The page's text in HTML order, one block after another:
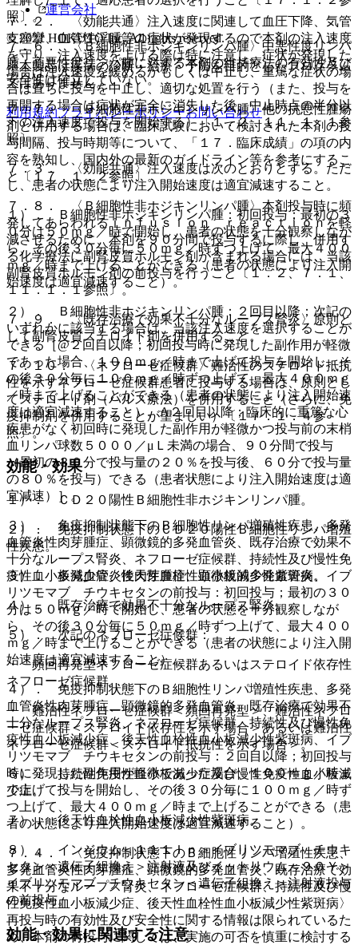
照〕。
７．６． 〈Ｂ細胞性非ホジキンリンパ腫〉中悪性度リンパ
腫・高悪性度リンパ腫に対する本剤の維持療法の有効性及び
安全性は確立していない。
７．７． 〈Ｂ細胞性非ホジキンリンパ腫〉他の抗悪性腫瘍
剤と併用する場合は、臨床試験において検討された本剤の投
与間隔、投与時期等について、「１７．臨床成績」の項の内
容を熟知し、国内外の最新のガイドライン等を参考にするこ
と〔１７．１．２参照〕。
７．８． 〈Ｂ細胞性非ホジキンリンパ腫〉本剤投与時に頻
発してあらわれるｉｎｆｕｓｉｏｎ ｒｅａｃｔｉｏｎを軽
減させるために、本剤を９０分間で投与するに際し、併用す
る化学療法に副腎皮質ホルモン剤が含まれる場合には、当該
副腎皮質ホルモン剤の前投与を行うこと〔１．２、７．１、
１１．１．１参照〕。
７．９． 〈既存治療で効果不十分なループス腎炎〉原則と
して副腎皮質ステロイド剤を併用すること。
７．１０． 〈ネフローゼ症候群〉難治性のステロイド抵抗
性を示すネフローゼ症候群患者に投与する場合は、原則とし
てステロイド剤（パルス療法）を併用すること（さらに、免
疫抑制剤を併用することが望ましい）〔１７．１．４参
照〕。
効能・効果
１）． ＣＤ２０陽性Ｂ細胞性非ホジキンリンパ腫。
２）． 免疫抑制状態下のＣＤ２０陽性Ｂ細胞性リンパ増殖
性疾患。
３）． 多発血管炎性肉芽腫症、顕微鏡的多発血管炎。
４）． 既存治療で効果不十分なループス腎炎。
５）． 次記のネフローゼ症候群：
・ 頻回再発型ネフローゼ症候群あるいはステロイド依存性
ネフローゼ症候群。
・ 難治性ネフローゼ症候群＜頻回再発型＞、難治性ネフロ
ーゼ症候群＜ステロイド依存性を示す場合＞あるいは難治性
ネフローゼ症候群＜ステロイド抵抗性を示す場合＞。
６）． 持続性免疫性血小板減少症及び慢性免疫性血小板減
少症。
７）． 後天性血栓性血小板減少性紫斑病。
８）． インジウム＜１１１Ｉｎ＞イブリツモマブ チウキ
セタン＜遺伝子組換え＞注射液及びイットリウム＜９０Ｙ＞
イブリツモマブ チウキセタン＜遺伝子組換え＞注射液投与
の前投与。
効能・効果に関連する注意
７．２． 〈効能共通〉注入速度に関連して血圧下降、気管
支痙攣、血管性浮腫等の症状が発現するので本剤の注入速度
を守り、注入速度を上げる際は特に注意し、症状が発現した
場合は注入速度を緩めるかもしくは中止し、重篤な症状の場
合は直ちに投与を中止し、適切な処置を行う（また、投与を
再開する場合は症状が完全に消失した後、中止時点の半分以
下の注入速度で投与を開始する）〔１．２、１１．１．１参
照〕。
７．３． 〈効能共通〉注入速度は次のとおりとする。ただ
し、患者の状態により注入開始速度は適宜減速すること。
１）． Ｂ細胞性非ホジキンリンパ腫：初回投与；最初の３
０分は５０ｍｇ／時で開始し、患者の状態を十分観察しなが
ら、その後３０分毎に５０ｍｇ／時ずつ上げて、最大４００
ｍｇ／時まで上げることができる（患者の状態により注入開
始速度は適宜減速すること）。
２）． Ｂ細胞性非ホジキンリンパ腫：２回目以降；次記の
いずれかに該当する場合は、当該注入速度を選択することが
できる［@２回目以降；初回投与時に発現した副作用が軽微
であった場合、１００ｍｇ／時まで上げて投与を開始し、そ
の後３０分毎に１００ｍｇ／時ずつ上げて、最大４００ｍｇ
／時まで上げることができる（患者の状態により注入開始速
度は適宜減速すること）、A２回目以降；臨床的に重篤な心
疾患がなく初回時に発現した副作用が軽微かつ投与前の末梢
血リンパ球数５０００／μＬ未満の場合、９０分間で投与
（最初の３０分で投与量の２０％を投与後、６０分で投与量
の８０％を投与）できる（患者状態により注入開始速度は適
宜減速）］。
３）． 免疫抑制状態下のＢ細胞性リンパ増殖性疾患、多発
血管炎性肉芽腫症、顕微鏡的多発血管炎、既存治療で効果不
十分なループス腎炎、ネフローゼ症候群、持続性及び慢性免
疫性血小板減少症、後天性血栓性血小板減少性紫斑病、イブ
リツモマブ チウキセタンの前投与：初回投与；最初の３０
分は５０ｍｇ／時で開始し、患者の状態を十分観察しなが
ら、その後３０分毎に５０ｍｇ／時ずつ上げて、最大４００
ｍｇ／時まで上げることができる（患者の状態により注入開
始速度は適宜減速すること）。
４）． 免疫抑制状態下のＢ細胞性リンパ増殖性疾患、多発
血管炎性肉芽腫症、顕微鏡的多発血管炎、既存治療で効果不
十分なループス腎炎、ネフローゼ症候群、持続性及び慢性免
疫性血小板減少症、後天性血栓性血小板減少性紫斑病、イブ
リツモマブ チウキセタンの前投与：２回目以降；初回投与
時に発現した副作用が軽微であった場合、１００ｍｇ／時ま
で上げて投与を開始し、その後３０分毎に１００ｍｇ／時ず
つ上げて、最大４００ｍｇ／時まで上げることができる（患
者の状態により注入開始速度は適宜減速すること）。
７．４． 〈免疫抑制状態下のＢ細胞性リンパ増殖性疾患、
多発血管炎性肉芽腫症、顕微鏡的多発血管炎、既存治療で効
果不十分なループス腎炎、ネフローゼ症候群、持続性及び慢
性免疫性血小板減少症、後天性血栓性血小板減少性紫斑病〉
再投与時の有効性及び安全性に関する情報は限られているた
め、本剤の再投与に関しては、実施の可否を慎重に検討する
運営会社
© 2021 HOKUTO Inc. All rights reserved.
※本製品は疾病の診断・治療・予防を目的としたプログラム
ではありません。
利用規約プライバシーポリシーお問い合わせ